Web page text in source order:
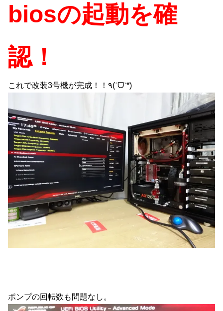
biosの起動を確
認！
これで改装3号機が完成！！٩(ˊᗜˋ*)
ポンプの回転数も問題なし。